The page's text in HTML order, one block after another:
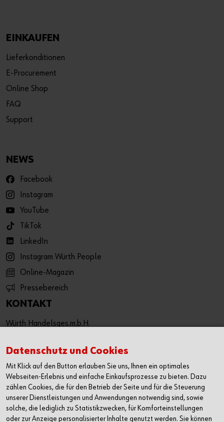
EINKAUFEN
Lieferkonditionen
E-Procurement
Online Shop
FAQ
Support
NEWS
Facebook
Instagram
YouTube
TikTok
LinkedIn
Instagram Würth People
Online-Magazin
Pressebereich
KONTAKT
Würth Handelsges.m.b.H.
3071 Böheimkirchen
T: +43 50 8242 0
F: +43 50 8242 53333
info@wuerth.at
oder wenden Sie sich an einen Würth Shop in Ihrer Nähe:
Datenschutz und Cookies
Mit Klick auf den Button erlauben Sie uns, Ihnen ein optimales
Webseiten-Erlebnis und einfache Einkaufsprozesse zu bieten. Dazu
zählen Cookies, die für den Betrieb der Seite und für die Steuerung
unserer Dienstleistungen und Anwendungen notwendig sind, sowie
solche, die lediglich zu Statistikzwecken, für Komforteinstellungen
oder zur Anzeige personalisierter Inhalte genutzt werden. Sie können